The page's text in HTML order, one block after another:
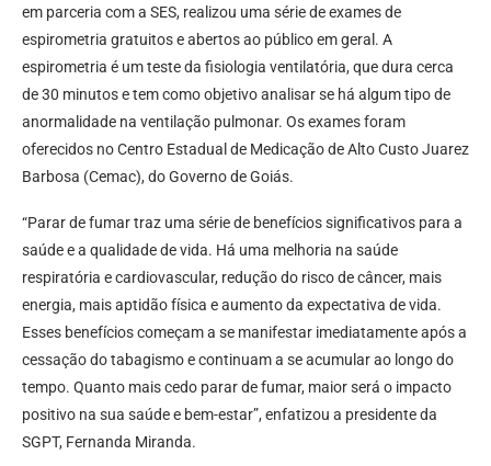
em parceria com a SES, realizou uma série de exames de
espirometria gratuitos e abertos ao público em geral. A
espirometria é um teste da fisiologia ventilatória, que dura cerca
de 30 minutos e tem como objetivo analisar se há algum tipo de
anormalidade na ventilação pulmonar. Os exames foram
oferecidos no Centro Estadual de Medicação de Alto Custo Juarez
Barbosa (Cemac), do Governo de Goiás.
“Parar de fumar traz uma série de benefícios significativos para a
saúde e a qualidade de vida. Há uma melhoria na saúde
respiratória e cardiovascular, redução do risco de câncer, mais
energia, mais aptidão física e aumento da expectativa de vida.
Esses benefícios começam a se manifestar imediatamente após a
cessação do tabagismo e continuam a se acumular ao longo do
tempo. Quanto mais cedo parar de fumar, maior será o impacto
positivo na sua saúde e bem-estar”, enfatizou a presidente da
SGPT, Fernanda Miranda.